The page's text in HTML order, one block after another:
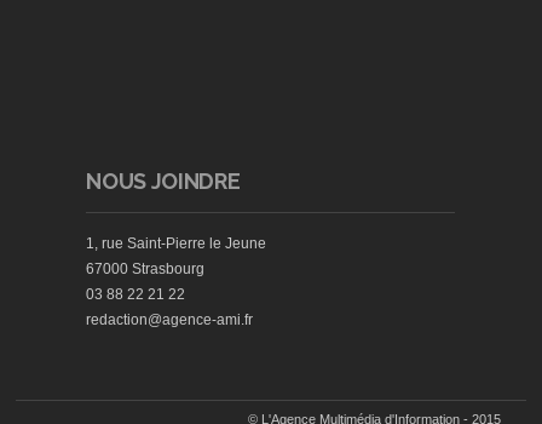
NOUS JOINDRE
1, rue Saint-Pierre le Jeune
67000 Strasbourg
03 88 22 21 22
redaction@agence-ami.fr
© L'Agence Multimédia d'Information - 2015